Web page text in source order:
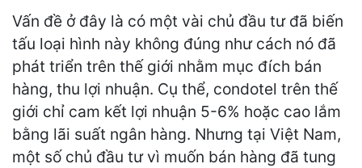
Vấn đề ở đây là có một vài chủ đầu tư đã biến
tấu loại hình này không đúng như cách nó đã
phát triển trên thế giới nhằm mục đích bán
hàng, thu lợi nhuận. Cụ thể, condotel trên thế
giới chỉ cam kết lợi nhuận 5-6% hoặc cao lắm
bằng lãi suất ngân hàng. Nhưng tại Việt Nam,
một số chủ đầu tư vì muốn bán hàng đã tung